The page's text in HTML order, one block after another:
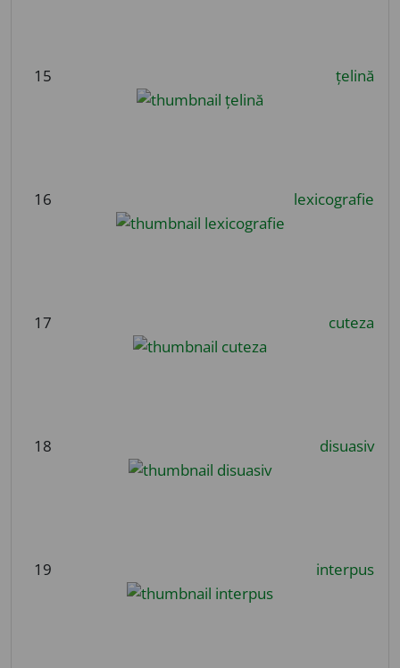
15 țelină
16 lexicografie
17 cuteza
18 disuasiv
19 interpus